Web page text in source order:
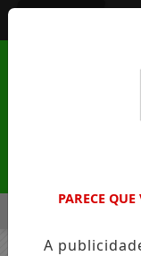
DE
EM ALTA
PARECE
A